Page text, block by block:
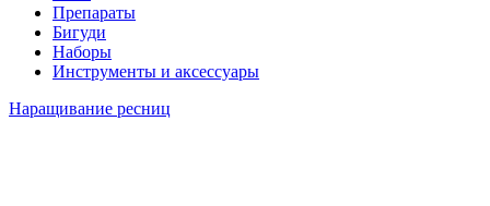
Препараты
Бигуди
Наборы
Инструменты и аксессуары
Наращивание ресниц